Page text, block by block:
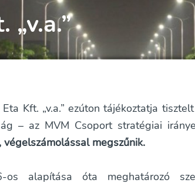
„v.a.”
Kft. „v.a.” ezúton tájékoztatja
– az MVM Csoport stratégiai
megszűnik.
os alapítása óta meghatározó